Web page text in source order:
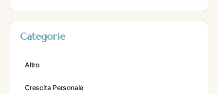
Categorie
Altro
Crescita Personale